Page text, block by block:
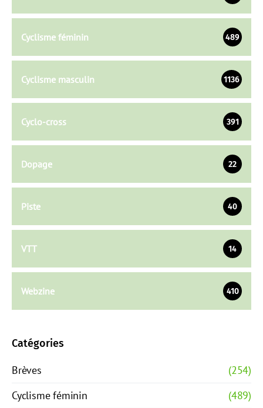
Cyclisme féminin 489
Cyclisme masculin 1136
Cyclo-cross 391
Dopage 22
Piste 40
VTT 14
Webzine 410
Catégories
Brèves
(254)
Cyclisme féminin
(489)